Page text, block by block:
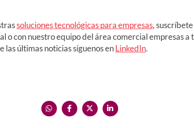
soluciones tecnológicas para empresas,
o con nuestro equipo del área comercial empresas a
últimas noticias síguenos enLinkedIn.